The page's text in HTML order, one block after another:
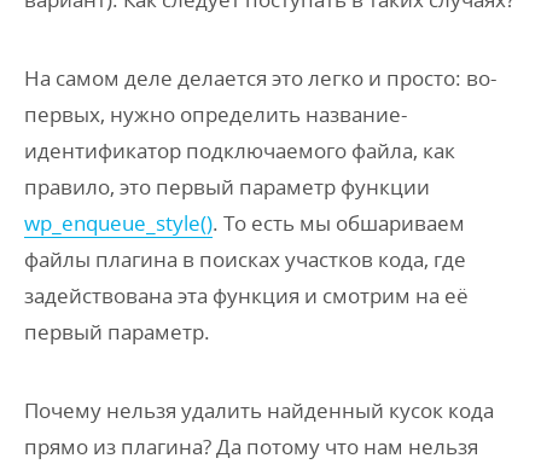
На самом деле делается это легко и просто: во-
первых, нужно определить название-
идентификатор подключаемого файла, как
правило, это первый параметр функции
wp_enqueue_style(). То есть мы обшариваем
файлы плагина в поисках участков кода, где
задействована эта функция и смотрим на её
первый параметр.
Почему нельзя удалить найденный кусок кода
прямо из плагина? Да потому что нам нельзя